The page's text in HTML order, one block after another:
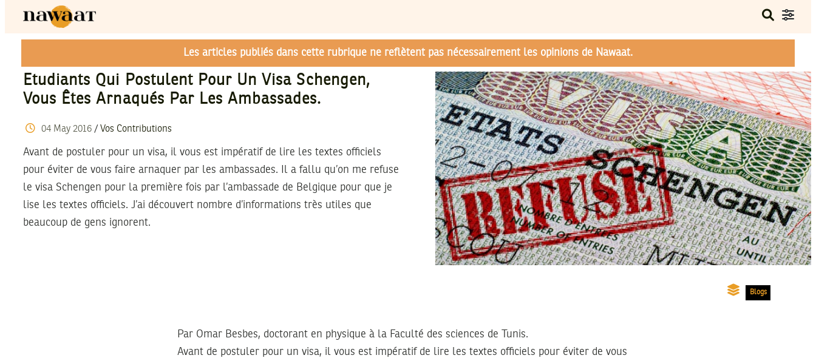
Les articles publiés dans cette rubrique ne reflètent pas nécessairement les opinions de Nawaat.
Etudiants Qui Postulent Pour Un Visa Schengen,
Vous Êtes Arnaqués Par Les Ambassades.
04 May 2016/ Vos Contributions
Avant de postuler pour un visa, il vous est impératif de lire les textes officiels
pour éviter de vous faire arnaquer par les ambassades. Il a fallu qu’on me refuse
le visa Schengen pour la première fois par l’ambassade de Belgique pour que je
lise les textes officiels. J’ai découvert nombre d’informations très utiles que
beaucoup de gens ignorent.
Blogs
Par Omar Besbes, doctorant en physique à la Faculté des sciences de Tunis.
Avant de postuler pour un visa, il vous est impératif de lire les textes officiels pour éviter de vous